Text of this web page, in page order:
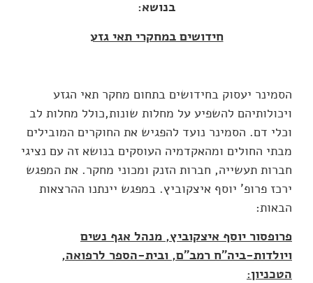
בנושא:
חידושים במחקרי תאי גזע
הסמינר יעסוק בחידושים בתחום מחקר תאי הגזע
ויכולותיהם להשפיע על מחלות שונות,כולל מחלות לב
וכלי דם. הסמינר נועד להפגיש את החוקרים המובילים
מבתי החולים ומהאקדמיה העוסקים בנושא זה עם נציגי
חברות תעשייה, חברות הזנק ומכוני מחקר. את המפגש
ירכז פרופ' יוסף איצקוביץ. במפגש יינתנו ההרצאות
הבאות:
פרופסור יוסף איצקוביץ, מנהל אגף נשים
ויולדות-ביה"ח רמב"ם, ובית-הספר לרפואה,
הטכניון: